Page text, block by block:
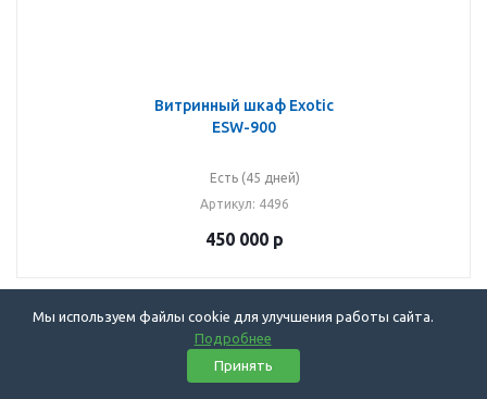
Витринный шкаф Exotic
ESW-900
Есть (45 дней)
Артикул: 4496
450 000р
Бронестекло
Мы используем файлы cookie для улучшения работы сайта.
Подробнее
Принять